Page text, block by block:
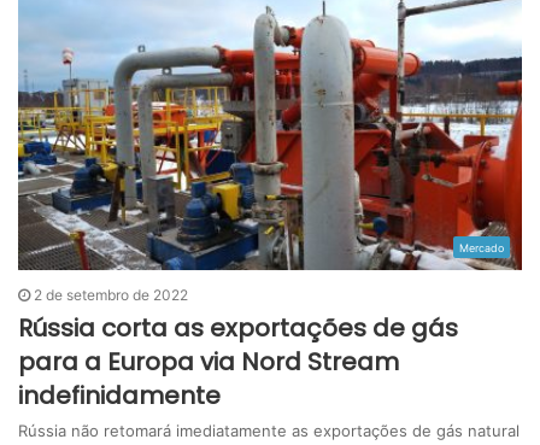
Mercado
2 de setembro de 2022
Rússia corta as exportações de gás
para a Europa via Nord Stream
indefinidamente
Rússia não retomará imediatamente as exportações de gás natural